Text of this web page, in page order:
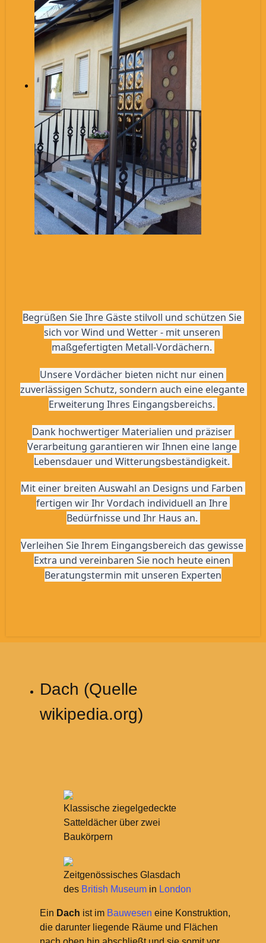
Begrüßen Sie Ihre Gäste stilvoll und schützen Sie
sich vor Wind und Wetter - mit unseren
maßgefertigten Metall-Vordächern.
Unsere Vordächer bieten nicht nur einen
zuverlässigen Schutz, sondern auch eine elegante
Erweiterung Ihres Eingangsbereichs.
Dank hochwertiger Materialien und präziser
Verarbeitung garantieren wir Ihnen eine lange
Lebensdauer und Witterungsbeständigkeit.
Mit einer breiten Auswahl an Designs und Farben
fertigen wir Ihr Vordach individuell an Ihre
Bedürfnisse und Ihr Haus an.
Verleihen Sie Ihrem Eingangsbereich das gewisse
Extra und vereinbaren Sie noch heute einen
Beratungstermin mit unseren Experten
Dach (Quelle
wikipedia.org)
Klassische ziegelgedeckte
Satteldächer über zwei
Baukörpern
Zeitgenössisches Glasdach
des British Museumin London
Ein Dach ist im Bauwesen eine Konstruktion,
die darunter liegende Räume und Flächen